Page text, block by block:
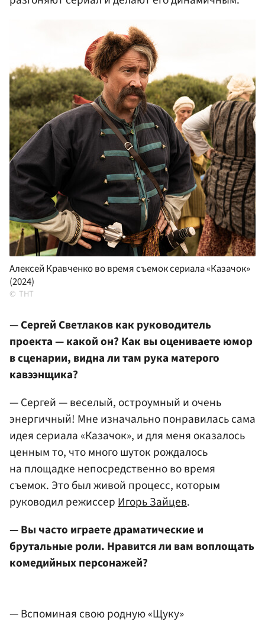
Алексей Кравченко во время съемок сериала «Казачок»
(2024)
ТНТ
— Сергей Светлаков как руководитель
проекта — какой он? Как вы оцениваете юмор
в сценарии, видна ли там рука матерого
кавээнщика?
— Сергей — веселый, остроумный и очень
энергичный! Мне изначально понравилась сама
идея сериала «Казачок», и для меня оказалось
ценным то, что много шуток рождалось
на площадке непосредственно во время
съемок. Это был живой процесс, которым
руководил режиссерИгорь Зайцев.
— Вы часто играете драматические и
брутальные роли. Нравится ли вам воплощать
комедийных персонажей?
— Вспоминая свою родную «Щуку»